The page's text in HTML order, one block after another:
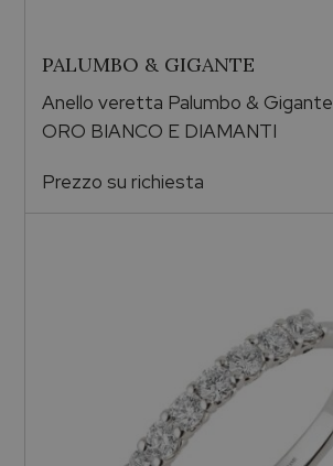
PALUMBO & GIGANTE
Anello veretta Palumbo & Gigante
ORO BIANCO E DIAMANTI
Prezzo su richiesta